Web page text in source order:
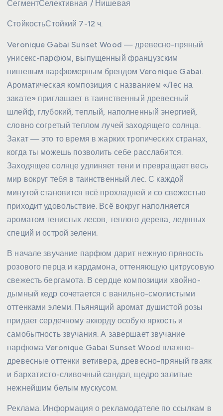
СегментСелективная / Нишевая
СтойкостьСтойкий 7-12 ч.
Veronique Gabai Sunset Wood — древесно-пряный
унисекс-парфюм, выпущенный французским
нишевым парфюмерным брендом Veronique Gabai.
Ароматическая композиция с названием «Лес на
закате» приглашает в таинственный древесный
шлейф, глубокий, теплый, наполненный энергией,
словно согретый теплом лучей заходящего солнца.
Закат — это то время в жарких тропических странах,
когда ты можешь позволить себе расслабится.
Заходящее солнце удлиняет тени и превращает весь
мир вокруг тебя в таинственный лес. С каждой
минутой становится всё прохладней и со свежестью
приходит удовольствие. Всё вокруг наполняется
ароматом тенистых лесов, теплого дерева, ледяных
специй и острой зелени.
В начале звучание парфюм дарит нежную пряность
розового перца и кардамона, оттеняющую цитрусовую
свежесть бергамота. В сердце композиции хвойно-
дымный кедр сочетается с ванильно-смолистыми
оттенками элеми. Пьянящий аромат душистой розы
придает сердечному аккорду особую яркость и
самобытность звучания. А завершает звучание
парфюма Veronique Gabai Sunset Wood влажно-
древесные оттенки ветивера, древесно-пряный гваяк
и бархатисто-сливочный сандал, щедро залитые
нежнейшим белым мускусом.
Реклама. Информация о рекламодателе по ссылкам в